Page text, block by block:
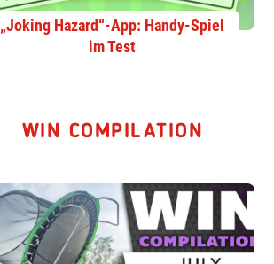
„Joking Hazard“-App: Handy-Spiel
im Test
WIN COMPILATION